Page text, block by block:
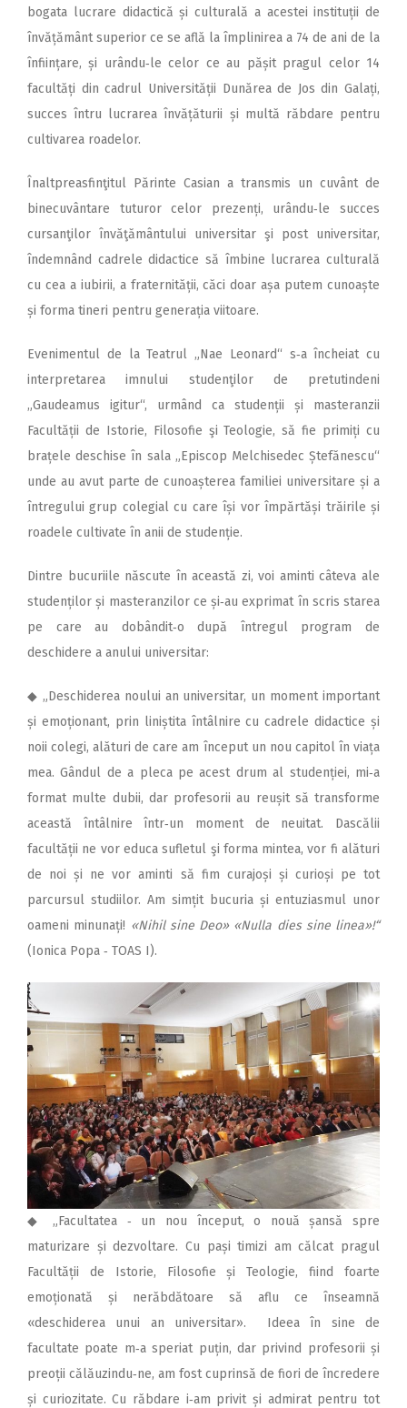
bogata lucrare didactică și culturală a acestei instituții de
învățământ superior ce se află la împlinirea a 74 de ani de la
înființare, și urându‑le celor ce au pășit pragul celor 14
facultăți din cadrul Universității Dunărea de Jos din Galați,
succes întru lucrarea învățăturii și multă răbdare pentru
cultivarea roadelor.
Înaltpreasfinţitul Părinte Ca­sian a transmis un cuvânt de
binecuvântare tuturor celor pre­zenți, urându‑le succes
cursanţilor învăţământului universitar şi post universitar,
îndemnând cadrele didactice să îmbine lucrarea culturală
cu cea a iubirii, a fraternității, căci doar așa putem cunoaște
și forma tineri pentru generația viitoare.
Evenimentul de la Teatrul „Nae Leonard“ s‑a încheiat cu
interpretarea imnului studenţilor de pretutindeni
„Gaudeamus igitur“, urmând ca studenții și masteranzii
Facultății de Istorie, Filosofie şi Teologie, să fie primiți cu
brațele deschise în sala „Episcop Melchisedec Ștefănescu“
unde au avut parte de cunoașterea familiei universitare și a
întregului grup colegial cu care își vor împărtăși trăirile și
roadele cultivate în anii de studenție.
Dintre bucuriile născute în această zi, voi aminti câteva ale
studenților și masteranzilor ce și‑au exprimat în scris starea
pe care au dobândit‑o după întregul program de
deschidere a anului universitar:
◆ „Deschiderea noului an universitar, un moment important
și emoționant, prin liniștita întâlnire cu cadrele didactice și
noii colegi, alături de care am început un nou capitol în viața
mea. Gândul de a pleca pe acest drum al studenției, mi‑a
format multe dubii, dar profesorii au reușit să transforme
această întâlnire într‑un moment de neuitat. Dascălii
facultății ne vor educa sufletul şi forma mintea, vor fi alături
de noi și ne vor aminti să fim curajoși și curioși pe tot
parcursul studiilor. Am simțit bucuria și entuziasmul unor
oameni minunați! «Nihil sine Deo» «Nulla dies sine linea»!“
(Ionica Popa ‑ TOAS I).
◆ „Facultatea ‑ un nou început, o nouă șansă spre
maturizare și dezvoltare. Cu pași timizi am călcat pragul
Facultății de Istorie, Filosofie și Teologie, fiind foarte
emoționată și nerăbdătoare să aflu ce înseamnă
«deschiderea unui an universitar». Ideea în sine de
facultate poate m‑a speriat puțin, dar privind profesorii și
preoții călăuzindu‑ne, am fost cuprinsă de fiori de încredere
și curiozitate. Cu răbdare i‑am privit și admirat pentru tot